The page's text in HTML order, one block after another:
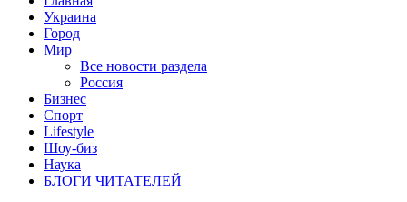
Украина
Город
Мир
Все новости раздела
Россия
Бизнес
Спорт
Lifestyle
Шоу-биз
Наука
БЛОГИ ЧИТАТЕЛЕЙ